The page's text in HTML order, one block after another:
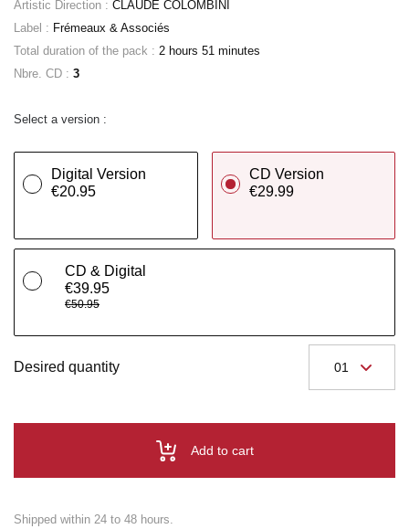
Artistic Direction : CLAUDE COLOMBINI
Label : Frémeaux & Associés
Total duration of the pack : 2 hours 51 minutes
Nbre. CD : 3
Select a version :
Digital Version
€20.95
CD Version
€29.99
CD & Digital
€39.95
€50.95
Desired quantity
Add to cart
Shipped within 24 to 48 hours.